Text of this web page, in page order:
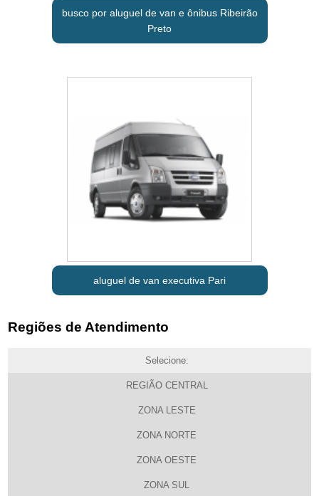
busco por aluguel de van e ônibus Ribeirão
Preto
aluguel de van executiva Pari
Regiões de Atendimento
Selecione:
REGIÃO CENTRAL
ZONA LESTE
ZONA NORTE
ZONA OESTE
ZONA SUL